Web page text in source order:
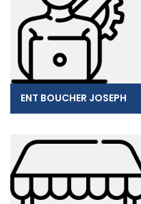
ENT BOUCHER JOSEPH